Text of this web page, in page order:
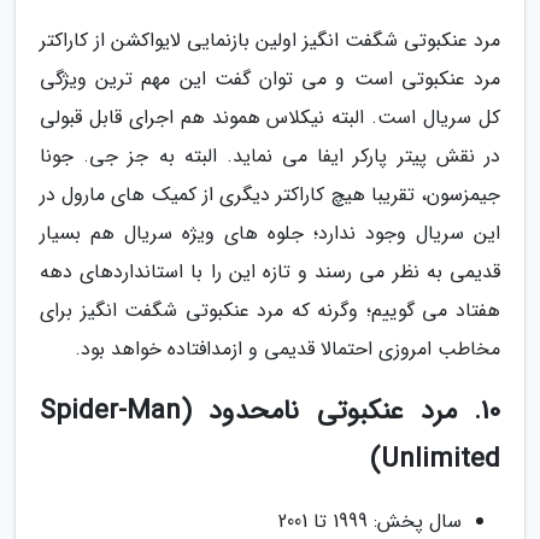
مرد عنکبوتی شگفت انگیز اولین بازنمایی لایواکشن از کاراکتر
مرد عنکبوتی است و می توان گفت این مهم ترین ویژگی
کل سریال است. البته نیکلاس هموند هم اجرای قابل قبولی
در نقش پیتر پارکر ایفا می نماید. البته به جز جی. جونا
جیمزسون، تقریبا هیچ کاراکتر دیگری از کمیک های مارول در
این سریال وجود ندارد؛ جلوه های ویژه سریال هم بسیار
قدیمی به نظر می رسند و تازه این را با استانداردهای دهه
هفتاد می گوییم؛ وگرنه که مرد عنکبوتی شگفت انگیز برای
مخاطب امروزی احتمالا قدیمی و ازمدافتاده خواهد بود.
10. مرد عنکبوتی نامحدود (Spider-Man
Unlimited)
سال پخش: 1999 تا 2001